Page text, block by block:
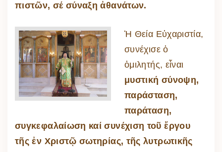
πιστῶν, σέ σύναξη ἀθανάτων.
Ἡ Θεία Εὐχαριστία,
συνέχισε ὁ
ὁμιλητής, εἶναι
μυστική σύνοψη,
παράσταση,
παράταση,
συγκεφαλαίωση καί συνέχιση τοῦ ἔργου
τῆς ἐν Χριστῷ σωτηρίας, τῆς λυτρωτικῆς